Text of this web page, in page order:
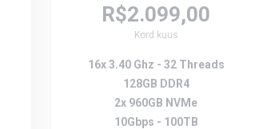
R$2.099,00
Kord kuus
16x 3.40 Ghz - 32 Threads
128GB DDR4
2x 960GB NVMe
10Gbps - 100TB